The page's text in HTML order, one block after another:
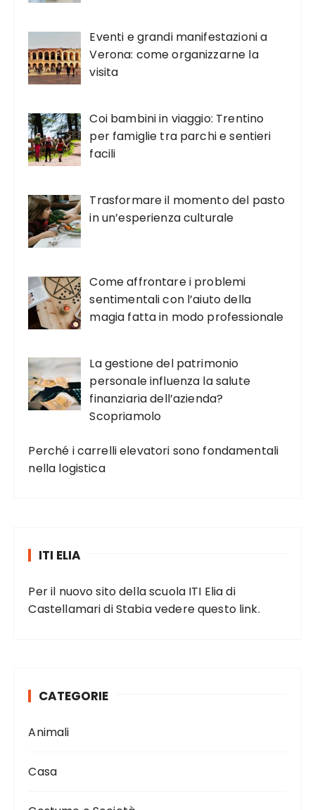
Eventi e grandi manifestazioni a
Verona: come organizzarne la
visita
Coi bambini in viaggio: Trentino
per famiglie tra parchi e sentieri
facili
Trasformare il momento del pasto
in un’esperienza culturale
Come affrontare i problemi
sentimentali con l’aiuto della
magia fatta in modo professionale
La gestione del patrimonio
personale influenza la salute
finanziaria dell’azienda?
Scopriamolo
Perché i carrelli elevatori sono fondamentali
nella logistica
ITI ELIA
Per il nuovo sito della scuola ITI Elia di
Castellamari di Stabia vederequesto link.
CATEGORIE
Animali
Casa